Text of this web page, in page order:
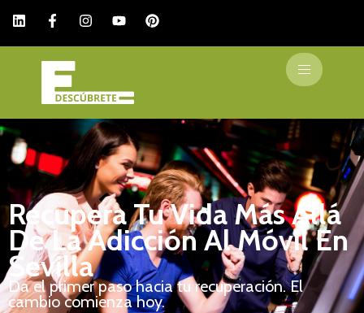
Recupera Tu Vida Más Allá
De La Adicción Al Móvil En
Sevilla
Da el primer paso hacia tu recuperación.El
cambio comienza hoy.